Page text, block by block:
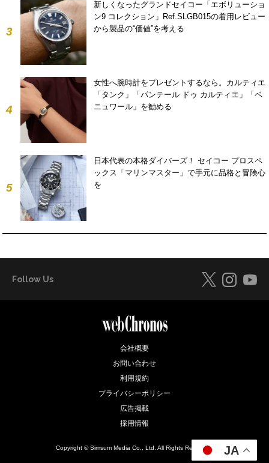
3
新しくなったグランドセイコー「エボリューショ
ン9 コレクション」Ref.SLGB015の着用レビュー
から製品の“価値”を考える
4
女性へ腕時計をプレゼントするなら。カルティエ
「タンク」「パンテール ドゥ カルティエ」「ベ
ニュワール」を勧める
5
日本代表の本格ダイバーズ！ セイコー プロスペ
ックス「マリンマスター」で手元に品格と冒険心
を
Follow Us
会社概要
お問い合わせ
利用規約
プライバシーポリシー
広告掲載
採用情報
Copyright © Simsum Media Co., Ltd. All Rights Reserved. JA